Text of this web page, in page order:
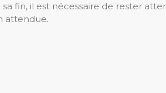
fin, il est nécessaire de rester
attendue.